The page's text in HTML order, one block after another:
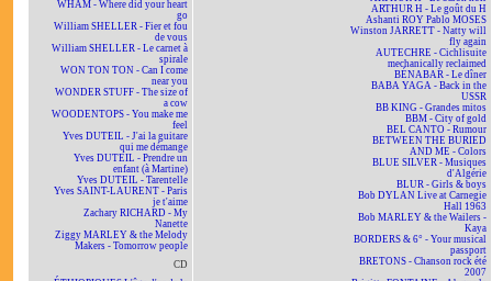
WHAM - Where did your heart
go
William SHELLER - Fier et fou
de vous
William SHELLER - Le carnet à
spirale
WON TON TON - Can I come
near you
WONDER STUFF - The size of
a cow
WOODENTOPS - You make me
feel
Yves DUTEIL - J'ai la guitare
qui me démange
Yves DUTEIL - Prendre un
enfant (à Martine)
Yves DUTEIL - Tarentelle
Yves SAINT-LAURENT - Paris
je t'aime
Zachary RICHARD - My
Nanette
Ziggy MARLEY & the Melody
Makers - Tomorrow people
CD
ARTHUR H - Le goût du H
Ashanti ROY Pablo MOSES
Winston JARRETT - Natty will
fly again
AUTECHRE - Cichlisuite
mechanically reclaimed
BÉNABAR - Le dîner
BABA YAGA - Back in the
USSR
BB KING - Grandes mitos
BBM - City of gold
BEL CANTO - Rumour
BETWEEN THE BURIED
AND ME - Colors
BLUE SILVER - Musiques
d'Algérie
BLUR - Girls & boys
Bob DYLAN Live at Carnegie
Hall 1963
Bob MARLEY & the Wailers -
Kaya
BORDERS & 6° - Your musical
passport
BRETONS - Chanson rock été
2007